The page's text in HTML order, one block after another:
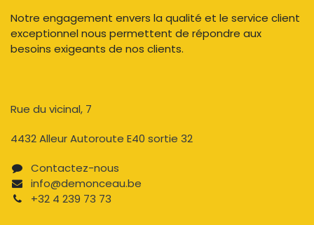
Notre engagement envers la qualité et le service client
exceptionnel nous permettent de répondre aux
besoins exigeants de nos clients.
Rue du vicinal, 7​
4432 Alleur Autoroute E40 sortie 32
Contactez-nous​
info@demonceau.be
+32 4 239 73 73​​